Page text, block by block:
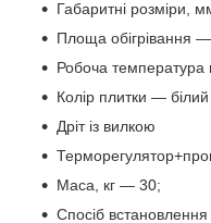
Габаритні розміри,
Площа обігрівання
Робоча температура
Колір плитки — білий
Дріт із вилкою
Маса, кг — 30;
Спосіб